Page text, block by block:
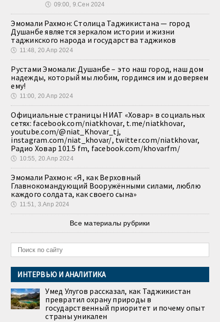
🕔 09:00, 9.Сен 2024
Эмомали Рахмон: Столица Таджикистана — город
Душанбе является зеркалом истории и жизни
таджикского народа и государства таджиков
🕔 11:48, 20.Апр 2024
Рустами Эмомали: Душанбе – это наш город, наш дом
надежды, который мы любим, гордимся им и доверяем
ему!
🕔 11:00, 20.Апр 2024
Официальные страницы НИАТ «Ховар» в социальных
сетях: facebook.com/niatkhovar, t.me/niatkhovar,
youtube.com/@niat_Khovar_tj,
instagram.com/niat_khovar/, twitter.com/niatkhovar,
Радио Ховар 101.5 fm, facebook.com/khovarfm/
🕔 10:55, 20.Апр 2024
Эмомали Рахмон: «Я, как Верховный
Главнокомандующий Вооружёнными силами, люблю
каждого солдата, как своего сына»
🕔 11:51, 3.Апр 2024
Все материалы рубрики
ИНТЕРВЬЮ И АНАЛИТИКА
Умед Улугов рассказал, как Таджикистан
превратил охрану природы в
государственный приоритет и почему опыт
страны уникален